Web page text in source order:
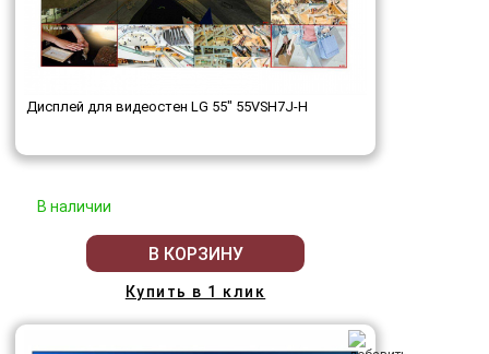
Дисплей для видеостен LG 55" 55VSH7J-H
В наличии
В КОРЗИНУ
Купить в 1 клик